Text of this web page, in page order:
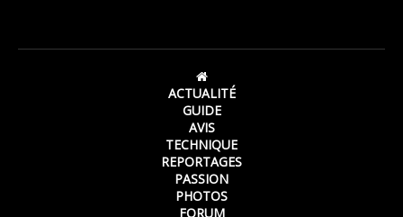
ACTUALITÉ
GUIDE
AVIS
TECHNIQUE
REPORTAGES
PASSION
PHOTOS
FORUM